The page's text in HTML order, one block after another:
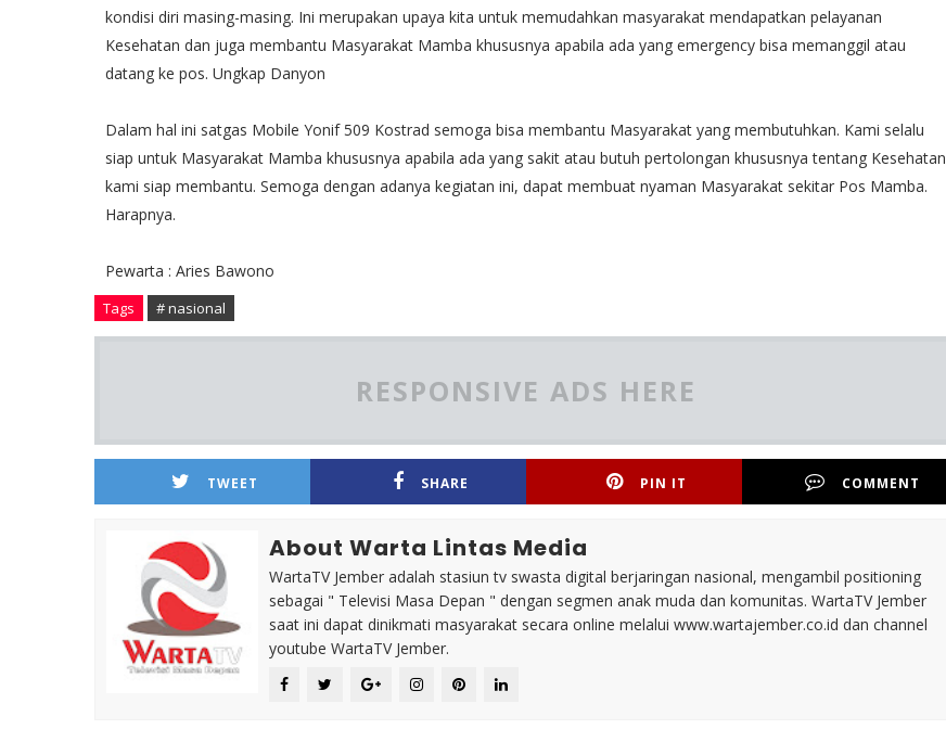
kondisi diri masing-masing. Ini merupakan upaya kita untuk memudahkan masyarakat mendapatkan pelayanan
Kesehatan dan juga membantu Masyarakat Mamba khususnya apabila ada yang emergency bisa memanggil atau
datang ke pos. Ungkap Danyon
Dalam hal ini satgas Mobile Yonif 509 Kostrad semoga bisa membantu Masyarakat yang membutuhkan. Kami selalu
siap untuk Masyarakat Mamba khususnya apabila ada yang sakit atau butuh pertolongan khususnya tentang Kesehatan
kami siap membantu. Semoga dengan adanya kegiatan ini, dapat membuat nyaman Masyarakat sekitar Pos Mamba.
Harapnya.
Pewarta : Aries Bawono
Tags # nasional
RESPONSIVE ADS HERE
TWEET SHARE PIN IT COMMENT
About Warta Lintas Media
WartaTV Jember adalah stasiun tv swasta digital berjaringan nasional, mengambil positioning
sebagai " Televisi Masa Depan " dengan segmen anak muda dan komunitas. WartaTV Jember
saat ini dapat dinikmati masyarakat secara online melalui www.wartajember.co.id dan channel
youtube WartaTV Jember.